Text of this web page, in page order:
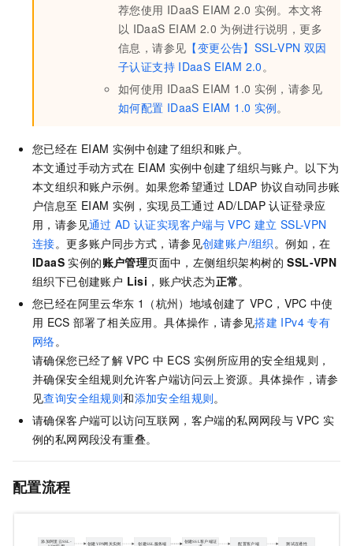
荐您使用 IDaaS EIAM 2.0 实例。本文将
以 IDaaS EIAM 2.0 为例进行说明，更多
信息，请参见 【变更公告】SSL-VPN 双因
子认证支持 IDaaS EIAM 2.0 。
如何使用 IDaaS EIAM 1.0 实例，请参见
如何配置 IDaaS EIAM 1.0 实例。
您已经在 EIAM 实例中创建了组织和账户。
本文通过手动方式在 EIAM 实例中创建了组织与账户。以下为
本文组织和账户示例。如果您希望通过 LDAP 协议自动同步账
户信息至 EIAM 实例，实现员工通过 AD/LDAP 认证登录应
用，请参见通过 AD 认证实现客户端与 VPC 建立 SSL-VPN
连接。更多账户同步方式，请参见创建账户/组织 。例如，在
IDaaS 实例的账户管理页面中，左侧组织架构树的SSL-VPN
组织下已创建账户 Lisi ，账户状态为正常。
您已经在阿里云华东 1（杭州）地域创建了 VPC，VPC 中使
用 ECS 部署了相关应用。具体操作，请参见搭建 IPv4 专有
网络。
请确保您已经了解 VPC 中 ECS 实例所应用的安全组规则，
并确保安全组规则允许客户端访问云上资源。具体操作，请参
见查询安全组规则和添加安全组规则。
请确保客户端可以访问互联网，客户端的私网网段与 VPC 实
例的私网网段没有重叠。
配置流程